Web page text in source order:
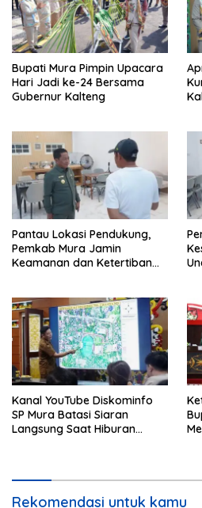
Bupati Mura Pimpin Upacara
Hari Jadi ke-24 Bersama
Gubernur Kalteng
Pantau Lokasi Pendukung,
Pemkab Mura Jamin
Keamanan dan Ketertiban
Kanal YouTube Diskominfo
SP Mura Batasi Siaran
Langsung Saat Hiburan
Rekomendasi untuk kamu